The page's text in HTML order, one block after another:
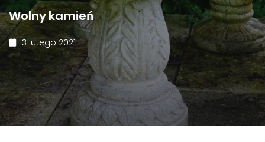
Wolny kamień
3 lutego 2021